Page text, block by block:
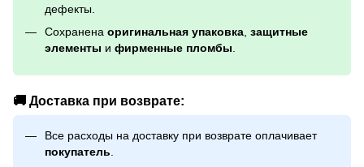
дефекты.
Сохранена оригинальная упаковка, защитные
элементы и фирменные пломбы.
🚚 Доставка при возврате:
Все расходы на доставку при возврате оплачивает
покупатель